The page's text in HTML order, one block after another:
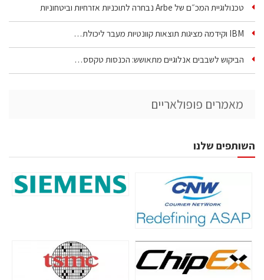
טכנולוגיית המכ״ם של Arbe נבחרה לתוכניות אזרחיות וביטחוניות
IBM וקידמה מציגות תוצאות קוונטיות מעבר ליכולת…
הביקוש לשבבים אנלוגיים מתאושש: הכנסות טקסס…
מאמרים פופולאריים
השותפים שלנו